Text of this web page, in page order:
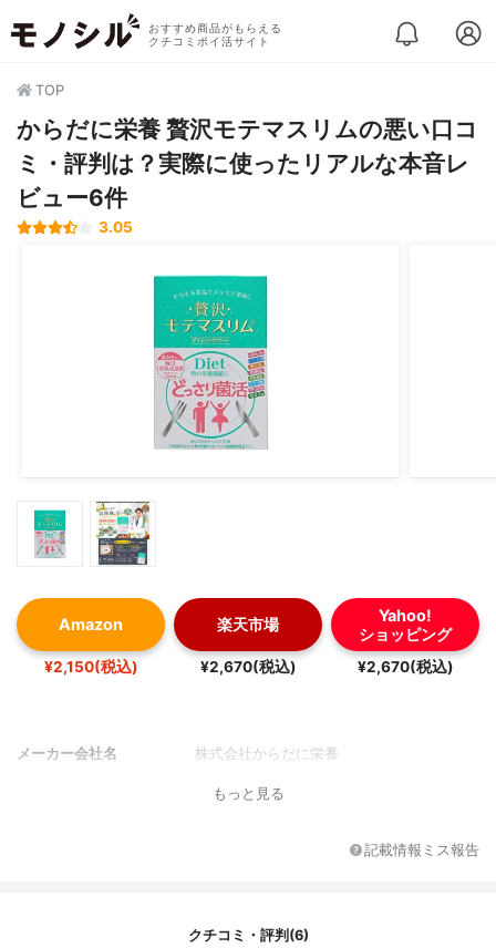
おすすめ商品がもらえる
クチコミポイ活サイト
TOP
からだに栄養 贅沢モテマスリムの悪い口コ
ミ・評判は？実際に使ったリアルな本音レ
ビュー6件
3.05
Amazon
¥2,150(税込)
楽天市場
¥2,670(税込)
Yahoo!
ショッピング
¥2,670(税込)
メーカー会社名 株式会社からだに栄養
もっと見る
記載情報ミス報告
クチコミ・評判(6)